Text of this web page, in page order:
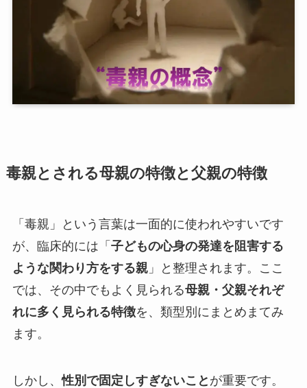
毒親とされる母親の特徴と父親の特徴
「毒親」という言葉は一面的に使われやすいです
が、臨床的には「 子どもの心身の発達を阻害する
ような関わり方をする親」と整理されます。ここ
では、その中でもよく見られる母親・父親それぞ
れに多く見られる特徴を、類型別にまとめまてみ
ます。
しかし、性別で固定しすぎないこと が重要です。